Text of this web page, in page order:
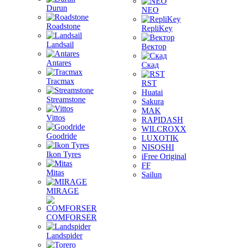
Durun
Roadstone
Landsail
Antares
Tracmax
Streamstone
Vittos
Goodride
Ikon Tyres
Mitas
MIRAGE
COMFORSER
Landspider
NEO
RepliKey
Вектор
Скад
RST
Huatai
Sakura
MAK
RAPIDASH
WILCROXX
LUXOTIK
NISOSHI
iFree Original
FF
Sailun